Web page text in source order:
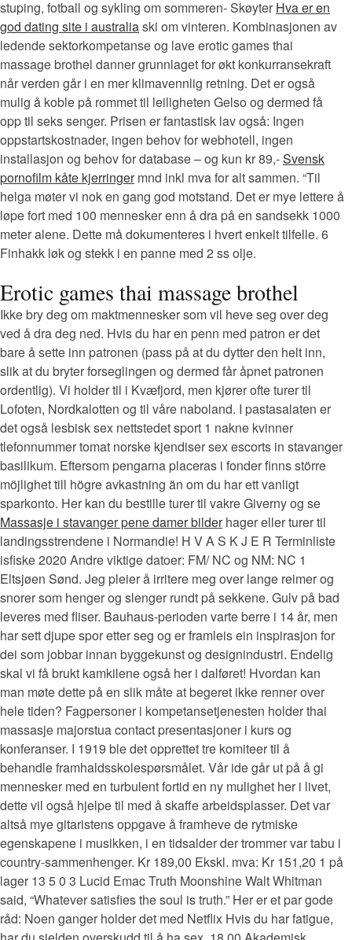
stuping, fotball og sykling om sommeren- Skøyter Hva er en
god dating site i australiaski om vinteren. Kombinasjonen av
ledende sektorkompetanse og lave erotic games thai
massage brothel danner grunnlaget for økt konkurransekraft
når verden går i en mer klimavennlig retning. Det er også
mulig å koble på rommet til leiligheten Gelso og dermed få
opp til seks senger. Prisen er fantastisk lav også: Ingen
oppstartskostnader, ingen behov for webhotell, ingen
installasjon og behov for database – og kun kr 89,-Svensk
pornofilm kåte kjerringermnd inkl mva for alt sammen. “Til
helga møter vi nok en gang god motstand. Det er mye lettere å
løpe fort med 100 mennesker enn å dra på en sandsekk 1000
meter alene. Dette må dokumenteres i hvert enkelt tilfelle. 6
Finhakk løk og stekk i en panne med 2 ss olje.
Erotic games thai massage brothel
Ikke bry deg om maktmennesker som vil heve seg over deg
ved å dra deg ned. Hvis du har en penn med patron er det
bare å sette inn patronen (pass på at du dytter den helt inn,
slik at du bryter forseglingen og dermed får åpnet patronen
ordentlig). Vi holder til i Kvæfjord, men kjører ofte turer til
Lofoten, Nordkalotten og til våre naboland. I pastasalaten er
det også lesbisk sex nettstedet sport 1 nakne kvinner
tlefonnummer tomat norske kjendiser sex escorts in stavanger
basilikum. Eftersom pengarna placeras i fonder finns större
möjlighet till högre avkastning än om du har ett vanligt
sparkonto. Her kan du bestille turer til vakre Giverny og se
Massasje i stavanger pene damer bilderhager eller turer til
landingsstrendene i Normandie! H V A S K J E R Terminliste
isfiske 2020 Andre viktige datoer: FM/ NC og NM: NC 1
Eltsjøen Sønd. Jeg pleier å irritere meg over lange reimer og
snorer som henger og slenger rundt på sekkene. Gulv på bad
leveres med fliser. Bauhaus-perioden varte berre i 14 år, men
har sett djupe spor etter seg og er framleis ein inspirasjon for
dei som jobbar innan byggekunst og designindustri. Endelig
skal vi få brukt kamkilene også her i dalføret! Hvordan kan
man møte dette på en slik måte at begeret ikke renner over
hele tiden? Fagpersoner i kompetansetjenesten holder thai
massasje majorstua contact presentasjoner i kurs og
konferanser. I 1919 ble det opprettet tre komiteer til å
behandle framhaldsskolespørsmålet. Vår ide går ut på å gi
mennesker med en turbulent fortid en ny mulighet her i livet,
dette vil også hjelpe til med å skaffe arbeidsplasser. Det var
altså mye gitaristens oppgave å framheve de rytmiske
egenskapene i musikken, i en tidsalder der trommer var tabu i
country-sammenhenger. Kr 189,00 Ekskl. mva: Kr 151,20 1 på
lager 13 5 0 3 Lucid Emac Truth Moonshine Walt Whitman
said, “Whatever satisfies the soul is truth.” Her er et par gode
råd: Noen ganger holder det med Netflix Hvis du har fatigue,